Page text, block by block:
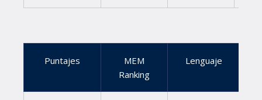
Puntajes
MEM
Ranking
Lenguaje